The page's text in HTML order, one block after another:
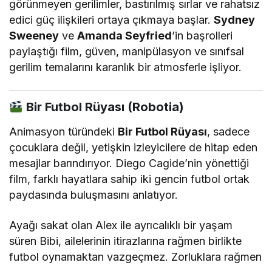
görünmeyen gerilimler, bastırılmış sırlar ve rahatsız
edici güç ilişkileri ortaya çıkmaya başlar.Sydney
Sweeney veAmanda Seyfried’in başrolleri
paylaştığı film, güven, manipülasyon ve sınıfsal
gerilim temalarını karanlık bir atmosferle işliyor.
Bir Futbol Rüyası (Robotia)
Animasyon türündeki Bir Futbol Rüyası, sadece
çocuklara değil, yetişkin izleyicilere de hitap eden
mesajlar barındırıyor. Diego Cagide’nin yönettiği
film, farklı hayatlara sahip iki gencin futbol ortak
paydasında buluşmasını anlatıyor.
Ayağı sakat olan Alex ile ayrıcalıklı bir yaşam
süren Bibi, ailelerinin itirazlarına rağmen birlikte
futbol oynamaktan vazgeçmez. Zorluklara rağmen